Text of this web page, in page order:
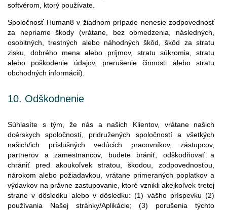
softvérom, ktorý používate.
Spoločnosť Human8 v žiadnom prípade nenesie zodpovednosť
za nepriame škody (vrátane, bez obmedzenia, následných,
osobitných, trestných alebo náhodných škôd, škôd za stratu
zisku, dobrého mena alebo príjmov, stratu súkromia, stratu
alebo poškodenie údajov, prerušenie činnosti alebo stratu
obchodných informácií).
10. Odškodnenie
Súhlasíte stým že nás a našich Klientov, vrátane
našich
dcérskych
spoločností pridružených spoločnostíavšetkých
našich/ich príslušných vedúcich pracovníkov, zástupcov,
partnerov a zamestnancov, budete brániť, odškodňovaťa
chrániťpred akoukoľvek stratou škodou zodpovednosťou
nárokom alebo požiadavkou vrátane primeraných poplatkova
výdavkov na právne zastupovanie, ktoré vznikli akejkoľvek tretej
strane vdôsledku alebovdôsledku:(1) vášho príspevku (2)
používania
Našej stránky/Aplikácie; (3) porušenia
týchto